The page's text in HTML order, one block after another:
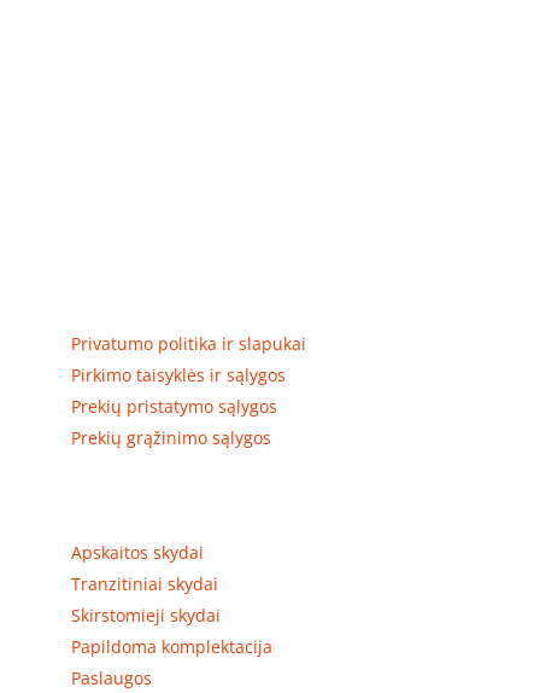
Privatumo politika ir slapukai
Pirkimo taisyklės ir sąlygos
Prekių pristatymo sąlygos
Prekių grąžinimo sąlygos
Apskaitos skydai
Tranzitiniai skydai
Skirstomieji skydai
Papildoma komplektacija
Paslaugos